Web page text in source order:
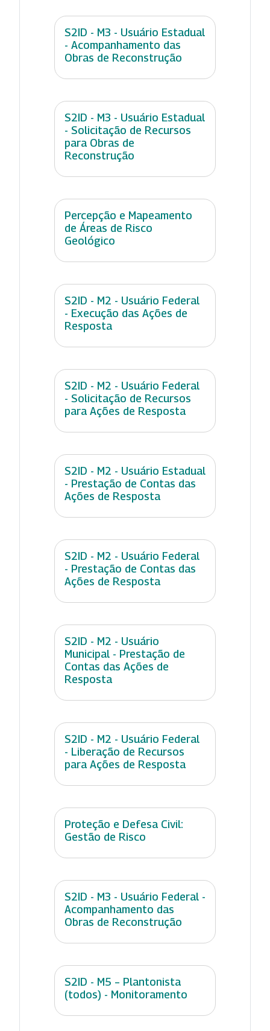
S2ID - M3 - Usuário Estadual
- Acompanhamento das
Obras de Reconstrução
S2ID - M3 - Usuário Estadual
- Solicitação de Recursos
para Obras de
Reconstrução
Percepção e Mapeamento
de Áreas de Risco
Geológico
S2ID - M2 - Usuário Federal
- Execução das Ações de
Resposta
S2ID - M2 - Usuário Federal
- Solicitação de Recursos
para Ações de Resposta
S2ID - M2 - Usuário Estadual
- Prestação de Contas das
Ações de Resposta
S2ID - M2 - Usuário Federal
- Prestação de Contas das
Ações de Resposta
S2ID - M2 - Usuário
Municipal - Prestação de
Contas das Ações de
Resposta
S2ID - M2 - Usuário Federal
- Liberação de Recursos
para Ações de Resposta
Proteção e Defesa Civil:
Gestão de Risco
S2ID - M3 - Usuário Federal -
Acompanhamento das
Obras de Reconstrução
S2ID - M5 – Plantonista
(todos) - Monitoramento